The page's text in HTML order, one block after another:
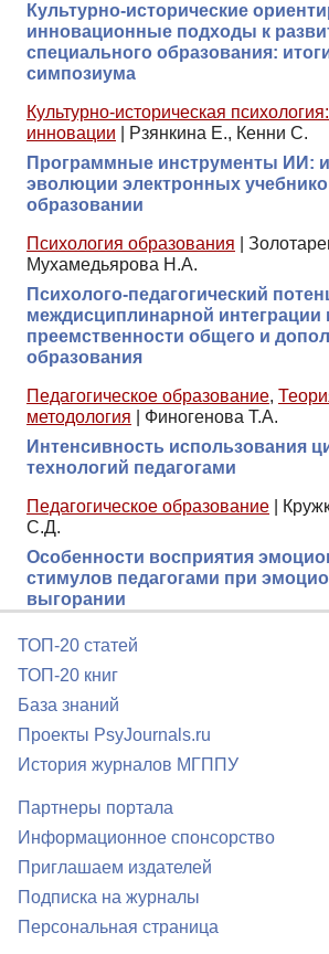
Культурно-исторические
инновационные подходы к
специального образования:
симпозиума
Культурно-историческая
инновации
Рзянкина Е., Кенни С.
Программные инструменты ИИ:
эволюции электронных
образовании
Психология образования
Мухамедьярова Н.А.
Психолого-педагогический
междисциплинарной интеграции
преемственности общего и
образования
Педагогическое образование,
методология
Финогенова Т.А.
Интенсивность использования
технологий педагогами
Педагогическое образование
С.Д.
Особенности восприятия
стимулов педагогами при
выгорании
ТОП-20 статей
ТОП-20 книг
База знаний
Проекты PsyJournals.ru
История журналов МГППУ
Партнеры портала
Информационное спонсорство
Приглашаем издателей
Подписка на журналы
Персональная страница